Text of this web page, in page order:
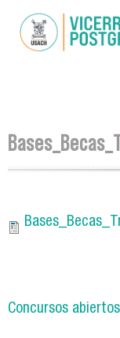
Se encuentra
Concursos